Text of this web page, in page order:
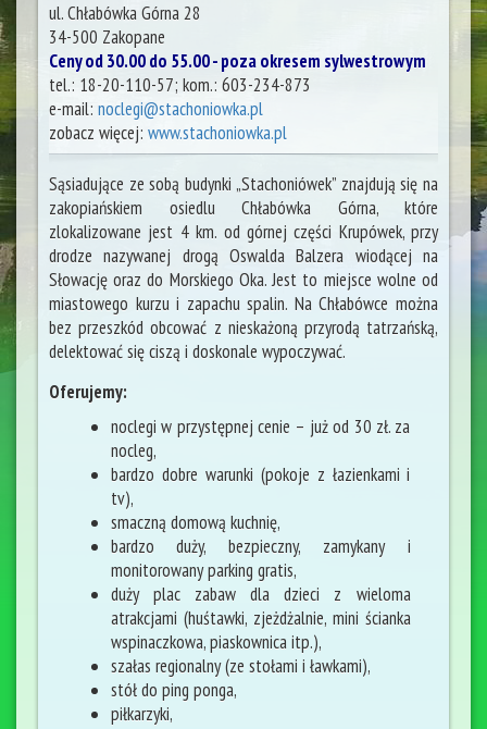
ul. Chłabówka Górna 28
34-500 Zakopane
Ceny od 30.00 do 55.00 - poza okresem sylwestrowym
tel.: 18-20-110-57; kom.: 603-234-873
e-mail: noclegi@stachoniowka.pl
zobacz więcej: www.stachoniowka.pl
Sąsiadujące ze sobą budynki „Stachoniówek” znajdują się na
zakopiańskiem osiedlu Chłabówka Górna, które
zlokalizowane jest 4 km. od górnej części Krupówek, przy
drodze nazywanej drogą Oswalda Balzera wiodącej na
Słowację oraz do Morskiego Oka. Jest to miejsce wolne od
miastowego kurzu i zapachu spalin. Na Chłabówce można
bez przeszkód obcować z nieskażoną przyrodą tatrzańską,
delektować się ciszą i doskonale wypoczywać.
Oferujemy:
noclegi w przystępnej cenie – już od 30 zł. za
nocleg,
bardzo dobre warunki (pokoje z łazienkami i
tv),
smaczną domową kuchnię,
bardzo duży, bezpieczny, zamykany i
monitorowany parking gratis,
duży plac zabaw dla dzieci z wieloma
atrakcjami (huśtawki, zjeżdżalnie, mini ścianka
wspinaczkowa, piaskownica itp.),
szałas regionalny (ze stołami i ławkami),
stół do ping ponga,
piłkarzyki,